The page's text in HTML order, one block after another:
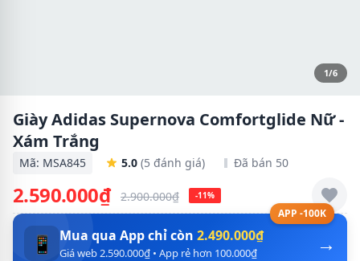
1/6
Giày Adidas Supernova Comfortglide Nữ -
Xám Trắng
Mã: MSA845 5.0 (5 đánh giá) Đã bán 50
2.590.000₫ 2.900.000₫ -11%
APP -100K
→
📱 Mua qua App chỉ còn 2.490.000₫
Giá web 2.590.000₫ • App rẻ hơn 100.000₫